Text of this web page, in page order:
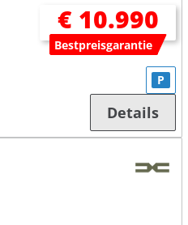
€ 10.990
Bestpreisgarantie
P
Details